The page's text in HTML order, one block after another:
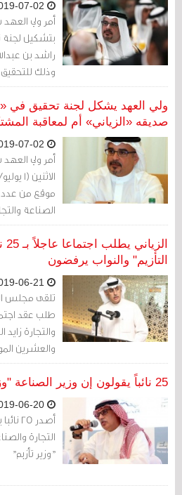
أمر ولي
بتشكيل لجنة
راشد بن
وذلك
خطاب موقع
ضد الوزير زايد
ولي العهد يشكل لجنة تحقيق في
صديقه «الزياني» أم لمعاقبة
أمر ولي
موقع من عدد
الصناعة
التأزيم" والنواب يرفضون
تلقى مجلس
طلب عقد
والتجارة زايد
والعشرين
الأول الذي
25 نائباً يقولون إن وزير الصناعة "وزير تأزيم"
أصدر
التجارة
"وزير تأزيم"